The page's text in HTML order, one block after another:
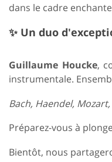
dans le cadre
✨ Un duo
Guillaume Houcke,
instrumentale.
Bach, Haendel,
Préparez-vous à
Bientôt, nous